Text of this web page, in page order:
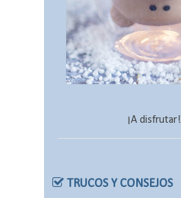
¡A disfrutar!
TRUCOS Y CONSEJOS